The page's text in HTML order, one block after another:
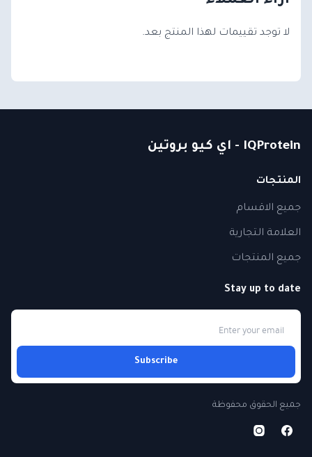
لا توجد تقييمات لهذا المنتج بعد.
IQProtein - اي كيو بروتين
المنتجات
جميع الاقسام
العلامة التجارية
جميع المنتجات
Stay up to date
Subscribe
جميع الحقوق محفوظة